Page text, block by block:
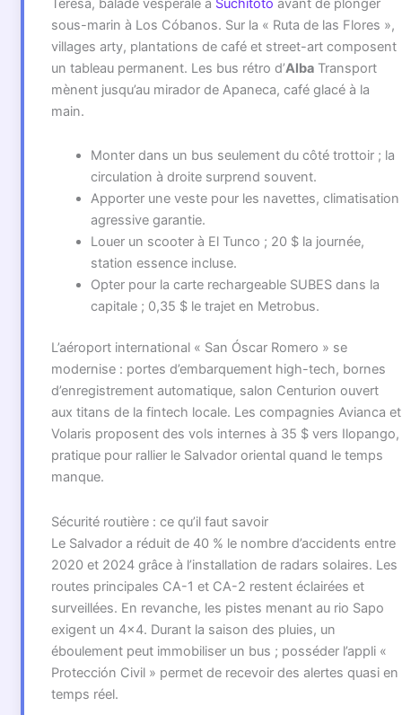
Teresa, balade vespérale à Suchitoto avant de plonger
sous-marin à Los Cóbanos. Sur la « Ruta de las Flores »,
villages arty, plantations de café et street-art composent
un tableau permanent. Les bus rétro d’AlbaTransport
mènent jusqu’au mirador de Apaneca, café glacé à la
main.
Monter dans un bus seulement du côté trottoir ; la
circulation à droite surprend souvent.
Apporter une veste pour les navettes, climatisation
agressive garantie.
Louer un scooter à El Tunco ; 20 $ la journée,
station essence incluse.
Opter pour la carte rechargeable SUBES dans la
capitale ; 0,35 $ le trajet en Metrobus.
L’aéroport international « San Óscar Romero » se
modernise : portes d’embarquement high-tech, bornes
d’enregistrement automatique, salon Centurion ouvert
aux titans de la fintech locale. Les compagnies Avianca et
Volaris proposent des vols internes à 35 $ vers Ilopango,
pratique pour rallier le Salvador oriental quand le temps
manque.
Sécurité routière : ce qu’il faut savoir
Le Salvador a réduit de 40 % le nombre d’accidents entre
2020 et 2024 grâce à l’installation de radars solaires. Les
routes principales CA-1 et CA-2 restent éclairées et
surveillées. En revanche, les pistes menant au rio Sapo
exigent un 4×4. Durant la saison des pluies, un
éboulement peut immobiliser un bus ; posséder l’appli «
Protección Civil » permet de recevoir des alertes quasi en
temps réel.